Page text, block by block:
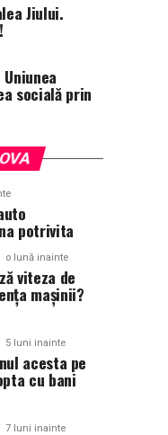
Jiului.
socială prin
potrivita
o lună inainte
viteza de
mașinii?
5 luni inainte
acesta pe
cu bani
7 luni inainte